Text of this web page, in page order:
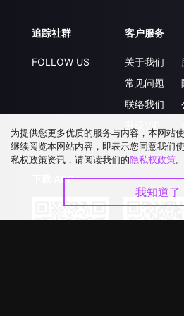
追踪社群
FOLLOW US
客户服务
关于我们
常见问题
联络我们
下载 APP
为提供您更多优质的服务与内容，本网站
继续阅览本网站内容，即表示您同意我们
私权政策资讯，请阅读我们的隐私权政策。
我知道了